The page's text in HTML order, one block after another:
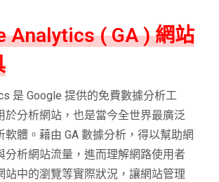
Analytics ( GA ) 網站
是 Google 提供的免費數據分析工
於分析網站，也是當今全世界最廣泛
軟體。藉由 GA 數據分析，得以幫助網
分析網站流量，進而理解網路使用者
站中的瀏覽等實際狀況，讓網站管理